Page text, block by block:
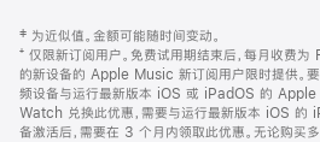
页
页
脚
注
‡ 为近似值。金额可能随时间变动。
⁺ 仅限新订阅用户。免费试用期结束后，每月收费
的新设备的 Apple Music 新订阅用户限时提供。要
频设备与运行最新版本 iOS 或 iPadOS 的 Apple
Watch 兑换此优惠，需要与运行最新版本 iOS 的
备激活后，需要在 3 个月内领取此优惠。无论购买